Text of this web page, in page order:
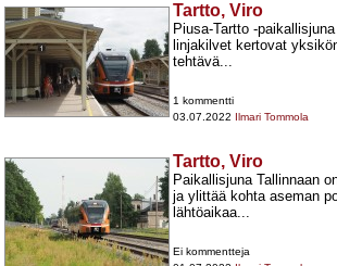
Tartto, Viro
Piusa-​Tartto -​
linjakilvet kertovat
tehtävä...
1 kommentti
03.07.2022 Ilmari Tommola
Tartto, Viro
Paikallisjuna Tallinnaan
ja ylittää kohta aseman
lähtöaikaa...
Ei kommentteja